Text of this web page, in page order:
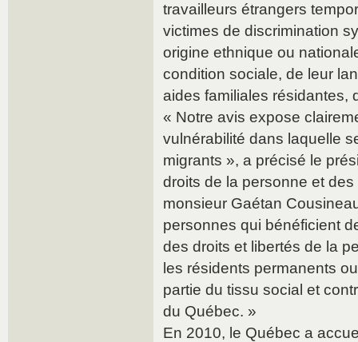
travailleurs étrangers
victimes de discrimination
origine ethnique ou
condition sociale, de leur
aides familiales résidantes,
« Notre avis expose
vulnérabilité dans laquelle
migrants », a précisé le
droits de la personne et
monsieur Gaétan
personnes qui bénéficient
des droits et libertés de la
les résidents permanents
partie du tissu social et
du Québec. »
En 2010, le Québec a